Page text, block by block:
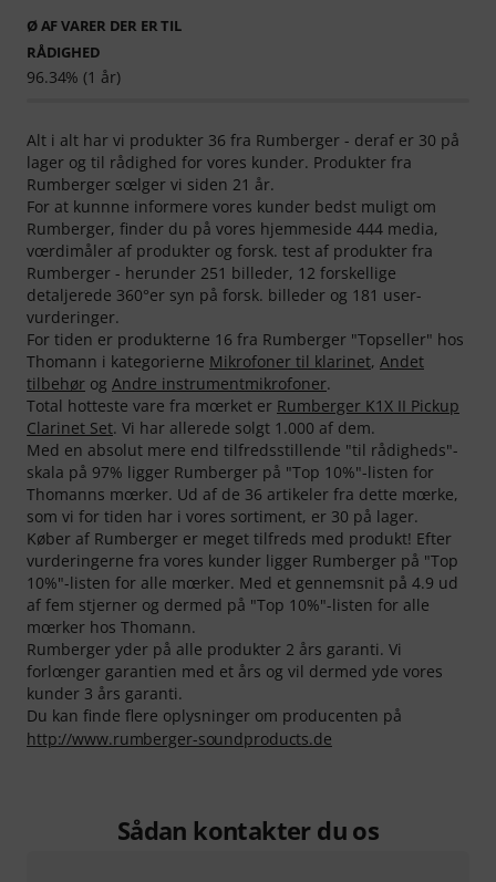
Ø AF VARER DER ER TIL
RÅDIGHED
96.34% (1 år)
Alt i alt har vi produkter 36 fra Rumberger - deraf er 30 på
lager og til rådighed for vores kunder. Produkter fra
Rumberger sœlger vi siden 21 år.
For at kunnne informere vores kunder bedst muligt om
Rumberger, finder du på vores hjemmeside 444 media,
vœrdimåler af produkter og forsk. test af produkter fra
Rumberger - herunder 251 billeder, 12 forskellige
detaljerede 360°er syn på forsk. billeder og 181 user-
vurderinger.
For tiden er produkterne 16 fra Rumberger "Topseller" hos
Thomann i kategorierne Mikrofoner til klarinet, Andet
tilbehør og Andre instrumentmikrofoner.
Total hotteste vare fra mœrket er Rumberger K1X II Pickup
Clarinet Set. Vi har allerede solgt 1.000 af dem.
Med en absolut mere end tilfredsstillende "til rådigheds"-
skala på 97% ligger Rumberger på "Top 10%"-listen for
Thomanns mœrker. Ud af de 36 artikeler fra dette mœrke,
som vi for tiden har i vores sortiment, er 30 på lager.
Køber af Rumberger er meget tilfreds med produkt! Efter
vurderingerne fra vores kunder ligger Rumberger på "Top
10%"-listen for alle mœrker. Med et gennemsnit på 4.9 ud
af fem stjerner og dermed på "Top 10%"-listen for alle
mœrker hos Thomann.
Rumberger yder på alle produkter 2 års garanti. Vi
forlœnger garantien med et års og vil dermed yde vores
kunder 3 års garanti.
Du kan finde flere oplysninger om producenten på
http://www.rumberger-soundproducts.de
Sådan kontakter du os